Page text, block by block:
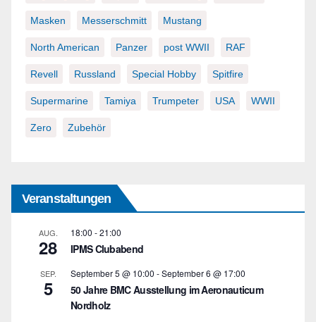
Masken Messerschmitt Mustang
North American Panzer post WWII RAF
Revell Russland Special Hobby Spitfire
Supermarine Tamiya Trumpeter USA WWII
Zero Zubehör
Veranstaltungen
AUG.
28
18:00 -21:00
IPMS Clubabend
SEP.
5
September 5 @ 10:00 -September 6 @ 17:00
50 Jahre BMC Ausstellung im Aeronauticum
Nordholz